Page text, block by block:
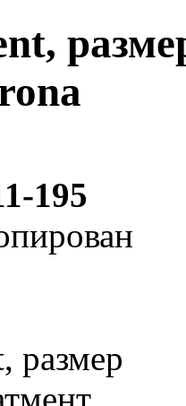
195